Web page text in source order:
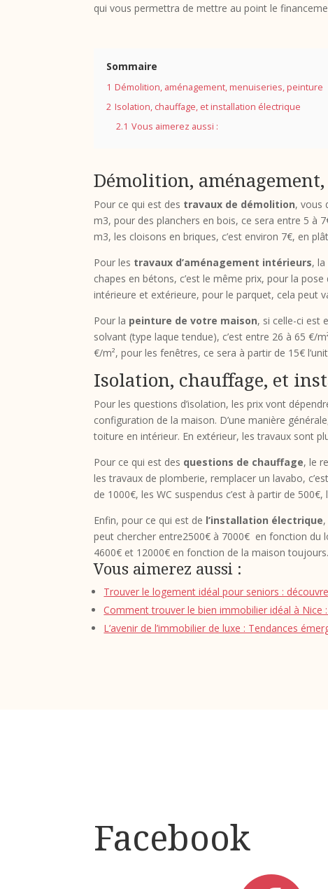
qui vous permettra de mettre au point le
Sommaire
1 Démolition, aménagement, menuiseries, peinture
2 Isolation, chauffage, et installation électrique
2.1 Vous aimerez aussi :
Démolition,
Pour ce qui est des travaux de démolition, vous
m3, pour des planchers en bois, ce sera entre 5 à
m3, les cloisons en briques, c’est environ 7€, en
Pour les travaux d’aménagement intérieurs,
chapes en bétons, c’est le même prix, pour la
intérieure et extérieure, pour le parquet, cela peut
Pour la peinture de votre maison, si celle-ci est
solvant (type laque tendue), c’est entre 26 à 65 €/
€/m², pour les fenêtres, ce sera à partir de 15€
Isolation, chauffage, et
Pour les questions d’isolation, les prix vont
configuration de la maison. D’une manière
toiture en intérieur. En extérieur, les travaux sont
Pour ce qui est des questions de chauffage, le
les travaux de plomberie, remplacer un lavabo,
de 1000€, les WC suspendus c’est à partir de
Enfin, pour ce qui est de l’installation électrique
peut chercher entre2500€ à 7000€ en fonction du
4600€ et 12000€ en fonction de la maison toujours.
Vous aimerez aussi :
Trouver le logement idéal pour seniors :
Comment trouver le bien immobilier idéal à Nice
L’avenir de l’immobilier de luxe : Tendances
Facebook